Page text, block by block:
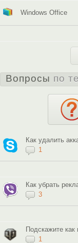
Windows Office
Вопросы по
Как удалить
1
Как убрать
3
Подскажите
1